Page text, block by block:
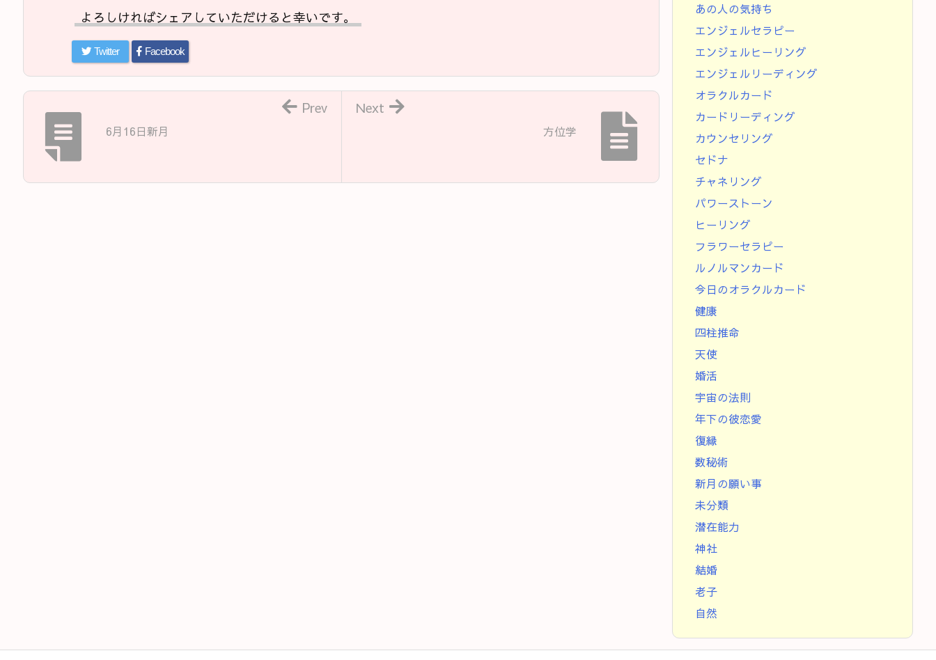
よろしければシェアしていただけると幸いです。
Twitter Facebook
方位学
Next
6月16日新月
Prev
あの人の気持ち
エンジェルセラピー
エンジェルヒーリング
エンジェルリーディング
オラクルカード
カードリーディング
カウンセリング
セドナ
チャネリング
パワーストーン
ヒーリング
フラワーセラピー
ルノルマンカード
今日のオラクルカード
健康
四柱推命
天使
婚活
宇宙の法則
年下の彼恋愛
復縁
数秘術
新月の願い事
未分類
潜在能力
神社
結婚
老子
自然